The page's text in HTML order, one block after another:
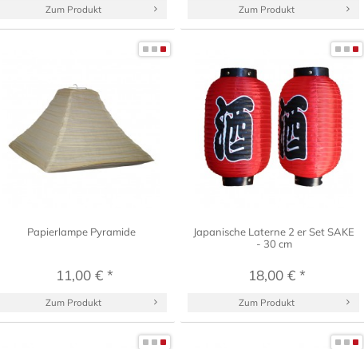
Zum Produkt Zum Produkt
Papierlampe Pyramide
11,00 € *
Zum Produkt
Japanische Laterne 2 er Set SAKE
- 30 cm
18,00 € *
Zum Produkt